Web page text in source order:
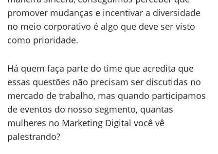
promover mudanças e incentivar a diversidade
no meio corporativo é algo que deve ser visto
como prioridade.
Há quem faça parte do time que acredita que
essas questões não precisam ser discutidas no
mercado de trabalho, mas quando participamos
de eventos do nosso segmento, quantas
mulheres no Marketing Digital você vê
palestrando?